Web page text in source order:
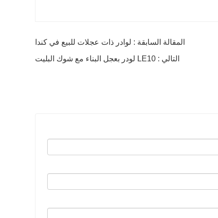
المقالة السابقة : لوادر ذات عجلات للبيع في كندا
التالي : LE10 لودر بعجل البناء مع شوك البليت